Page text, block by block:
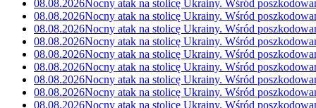
08.08.2026Nocny atak na stolicę Ukrainy. Wśród
08.08.2026Nocny atak na stolicę Ukrainy. Wśród
08.08.2026Nocny atak na stolicę Ukrainy. Wśród
08.08.2026Nocny atak na stolicę Ukrainy. Wśród
08.08.2026Nocny atak na stolicę Ukrainy. Wśród
08.08.2026Nocny atak na stolicę Ukrainy. Wśród
08.08.2026Nocny atak na stolicę Ukrainy. Wśród
08.08.2026Nocny atak na stolicę Ukrainy. Wśród
08.08.2026Nocny atak na stolicę Ukrainy. Wśród